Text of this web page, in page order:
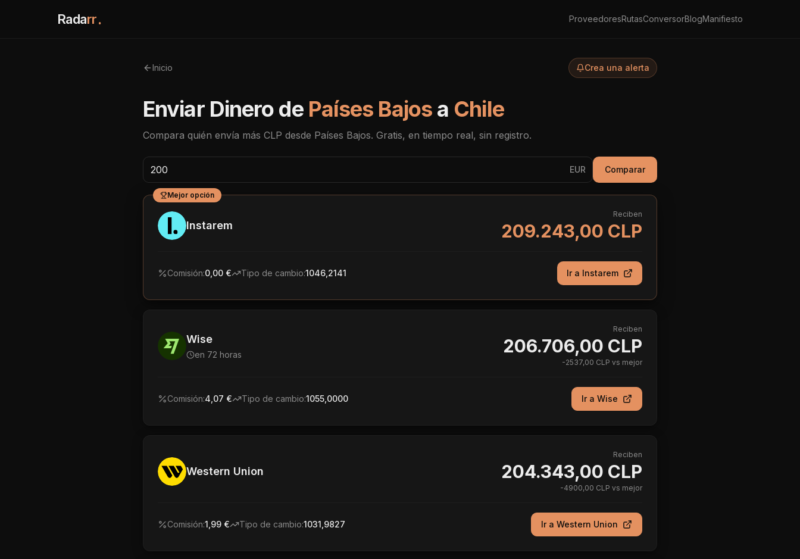
Radarr. ProveedoresRutasConversorBlogManifiesto
Inicio Crea una alerta
Enviar Dinero de Países Bajosa Chile
Compara quién envía más CLP desde Países Bajos. Gratis, en tiempo real, sin registro.
EUR Comparar
Mejor opción
Instarem
Reciben
209.243,00 CLP
Comisión:0,00 € Tipo de cambio:1046,2141 Ir a Instarem
Wise
en 72 horas
Reciben
206.706,00 CLP
-2537,00 CLP vs mejor
Comisión:4,07 € Tipo de cambio:1055,0000 Ir a Wise
Western Union
Reciben
204.343,00 CLP
-4900,00 CLP vs mejor
Comisión:1,99 € Tipo de cambio:1031,9827 Ir a Western Union